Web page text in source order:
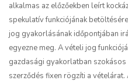
alkalmas az előzőekben leírt
spekulatív funkciójának
jog gyakorlásának időpontjában
egyezne meg. A vételi jog
gazdasági gyakorlatban
szerződés fixen rögzíti a vételárat.